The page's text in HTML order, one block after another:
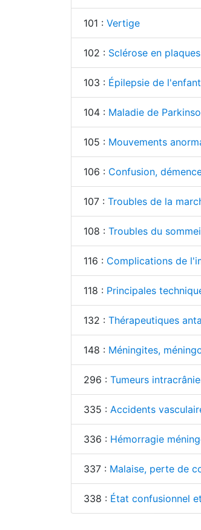
101 : Vertige
102 : Sclérose en plaques
103 : Épilepsie de
104 : Maladie de
105 : Mouvements
106 : Confusion,
107 : Troubles de la
108 : Troubles du
116 : Complications de
118 : Principales
132 : Thérapeutiques
148 : Méningites,
296 : Tumeurs
335 : Accidents
336 : Hémorragie
337 : Malaise, perte de
338 : État confusionnel